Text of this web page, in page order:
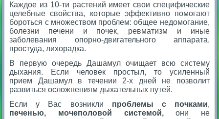
Каждое из 10-ти растений имеет свои специфические
целебные свойства, которые эффективно помогают
бороться с множеством проблем: общее недомогание,
болезни печени и почек, ревматизм и иные
заболевания опорно-двигательного аппарата,
простуда, лихорадка.
В первую очередь Дашамул очищает всю систему
дыхания. Если человек простыл, то усиленный
прием Дашамул в течении 2-х дней не позволит
развиться осложнениям дыхательных путей.
Если у Вас возникли проблемы с почками,
печенью, мочеполовой системой,они не